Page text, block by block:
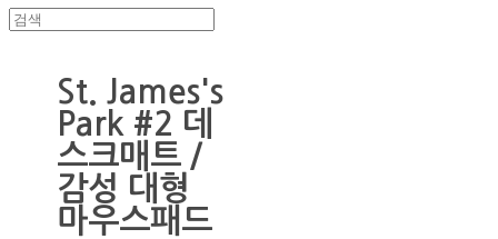
St. James's
Park #2 데
스크매트 /
감성 대형
마우스패드